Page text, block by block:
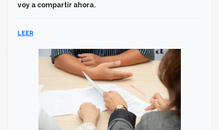
voy a compartir ahora.
LEER